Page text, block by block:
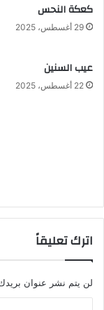
كعكة النحس
29 أغسطس، 2025
عيب السنين
22 أغسطس، 2025
اترك تعليقاً
لن يتم نشر عنوان بريدك